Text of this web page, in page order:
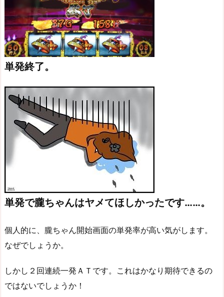
単発終了。
単発で朧ちゃんはヤメてほしかったです……。
個人的に、朧ちゃん開始画面の単発率が高い気がします。
なぜでしょうか。
しかし２回連続一発ＡＴです。これはかなり期待できるの
ではないでしょうか！